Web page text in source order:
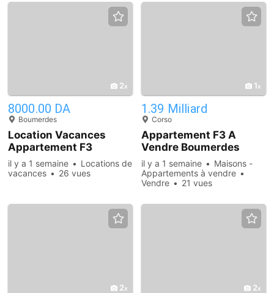
2
8000.00 DA
Boumerdes
Location Vacances
Appartement F3
Boumerdes
il y a 1 semaine
Locations de
vacances
26 vues
1
1.39 Milliard
Corso
Appartement F3 A
Vendre Boumerdes
Corso
il y a 1 semaine
Maisons -
Appartements à vendre
Vendre
21 vues
2 2